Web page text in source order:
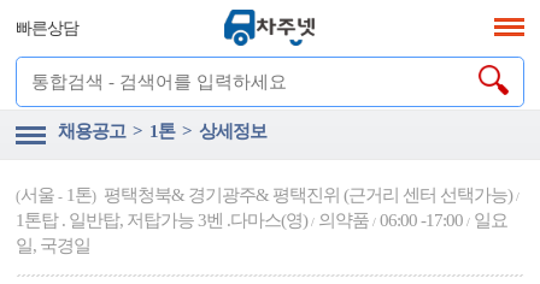
빠른상담
채용공고 > 1톤 > 상세정보
(서울 - 1톤) 평택청북& 경기광주& 평택진위 (근거리 센터 선택가능)/
1톤탑 . 일반탑, 저탑가능 3벤 .다마스(영)/ 의약품/ 06:00 -17:00/ 일요
일, 국경일